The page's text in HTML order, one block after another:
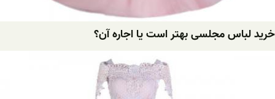
خرید لباس مجلسی بهتر است یا اجاره آن؟